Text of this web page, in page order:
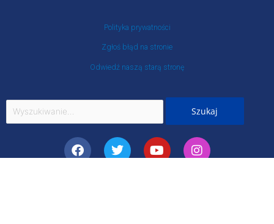
Polityka prywatności
Zgłoś błąd na stronie
Odwiedź naszą starą stronę
Szukaj
dla:
FacebookTwitterYoutubeInstagram